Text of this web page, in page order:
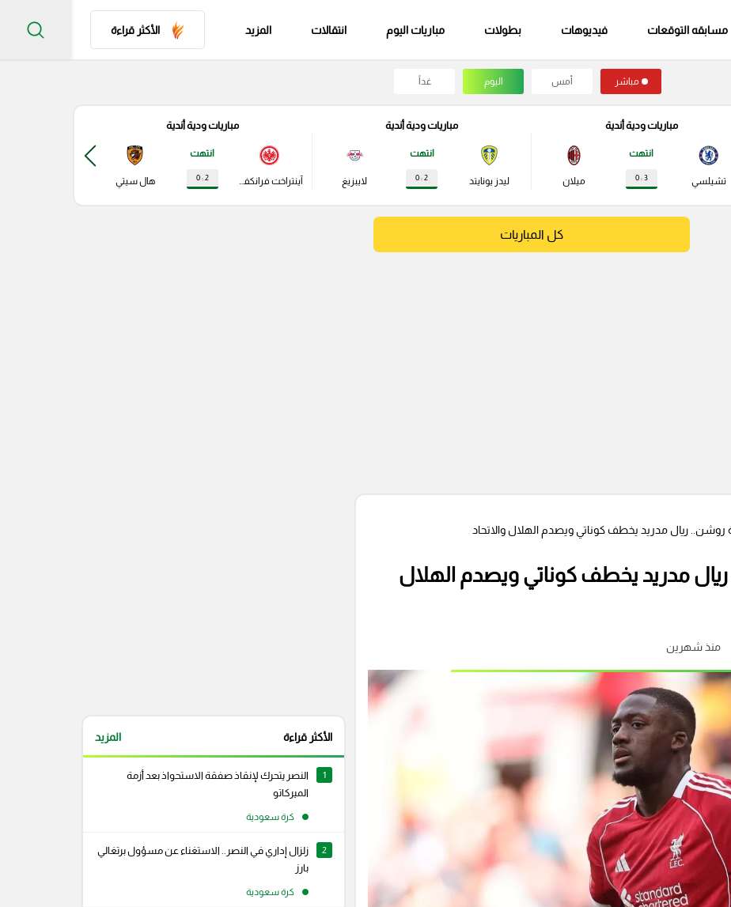
مسابقه التوقعات فيديوهات بطولات مباريات اليوم انتقالات المزيد الأكثر قراءة
مباشر أمس اليوم غداً
مباريات ودية أندية
تشيلسي
انتهت
3 : 0 ميلان
مباريات ودية أندية
ليدز يونايتد
انتهت
2 : 0 لايبزيغ
مباريات ودية أندية
آينتراخت فرانكفورت
انتهت
2 : 0 هال سيتي
كل المباريات
روشن.. ريال مدريد يخطف كوناتي ويصدم الهلال والاتحاد
مدريد يخطف كوناتي ويصدم الهلال
منذ شهرين
الأكثر قراءة المزيد
1
النصر يتحرك لإنقاذ صفقة الاستحواذ بعد أزمة
الميركاتو
كرة سعودية
2
زلزال إداري في النصر.. الاستغناء عن مسؤول برتغالي
بارز
كرة سعودية